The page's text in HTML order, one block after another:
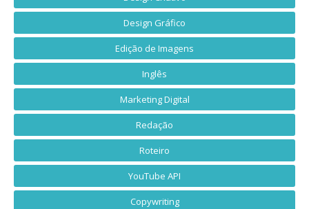
Design Gráfico
Edição de Imagens
Inglês
Marketing Digital
Redação
Roteiro
YouTube API
Copywriting